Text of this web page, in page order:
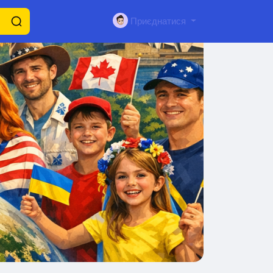
Приєднатися